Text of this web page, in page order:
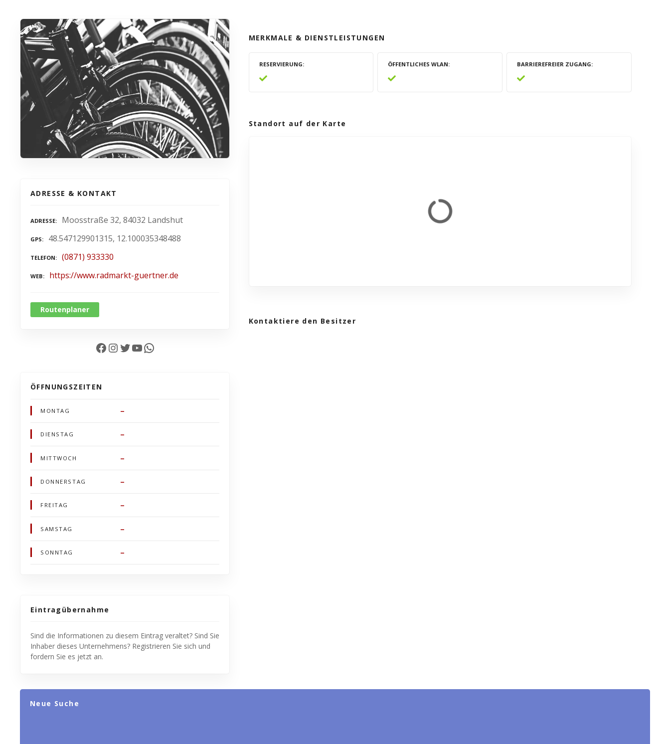
ADRESSE & KONTAKT
ADRESSE Moosstraße 32, 84032 Landshut
GPS 48.547129901315, 12.100035348488
TELEFON (0871) 933330
WEB https://www.radmarkt-guertner.de
Routenplaner
Facebook InstagramTwitter YouTube WhatsApp
ÖFFNUNGSZEITEN
MONTAG –
DIENSTAG –
MITTWOCH –
DONNERSTAG –
FREITAG –
SAMSTAG –
SONNTAG –
Eintragübernahme
Sind die Informationen zu diesem Eintrag veraltet? Sind Sie
Inhaber dieses Unternehmens? Registrieren Sie sich und
fordern Sie es jetzt an.
MERKMALE & DIENSTLEISTUNGEN
RESERVIERUNG ÖFFENTLICHES WLAN BARRIEREFREIER ZUGANG
Standort auf der Karte
Kontaktiere den Besitzer
Neue Suche